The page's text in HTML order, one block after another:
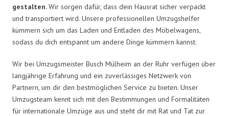
gestalten.Wir sorgen dafür, dass dein Hausrat sicher verpackt
und transportiert wird. Unsere professionellen Umzugshelfer
kümmern sich um das Laden und Entladen des Möbelwagens,
sodass du dich entspannt um andere Dinge kümmern kannst.
Wir bei Umzugsmeister Busch Mülheim an der Ruhr verfügen über
langjährige Erfahrung und ein zuverlässiges Netzwerk von
Partnern, um dir den bestmöglichen Service zu bieten. Unser
Umzugsteam kennt sich mit den Bestimmungen und Formalitäten
für internationale Umzüge aus und steht dir mit Rat und Tat zur